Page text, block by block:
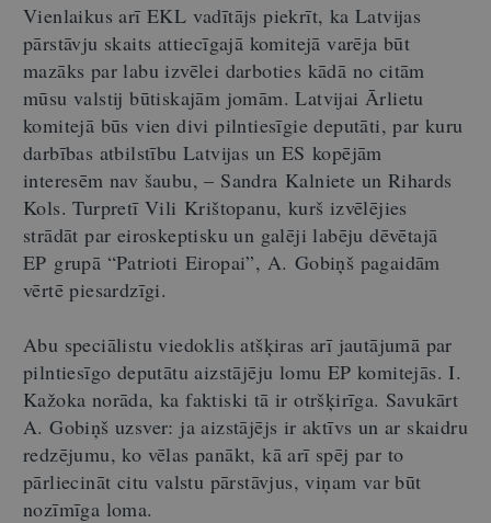
Vienlaikus arī EKL vadītājs piekrīt, ka Latvijas
pārstāvju skaits attiecīgajā komitejā varēja būt
mazāks par labu izvēlei darboties kādā no citām
mūsu valstij būtiskajām jomām. Latvijai Ārlietu
komitejā būs vien divi pilntiesīgie deputāti, par kuru
darbības atbilstību Latvijas un ES kopējām
interesēm nav šaubu, – Sandra Kalniete un Rihards
Kols. Turpretī Vili Krištopanu, kurš izvēlējies
strādāt par eiroskeptisku un galēji labēju dēvētajā
EP grupā “Patrioti Eiropai”, A. Gobiņš pagaidām
vērtē piesardzīgi.
Abu speciālistu viedoklis atšķiras arī jautājumā par
pilntiesīgo deputātu aizstājēju lomu EP komitejās. I.
Kažoka norāda, ka faktiski tā ir otršķirīga. Savukārt
A. Gobiņš uzsver: ja aizstājējs ir aktīvs un ar skaidru
redzējumu, ko vēlas panākt, kā arī spēj par to
pārliecināt citu valstu pārstāvjus, viņam var būt
nozīmīga loma.